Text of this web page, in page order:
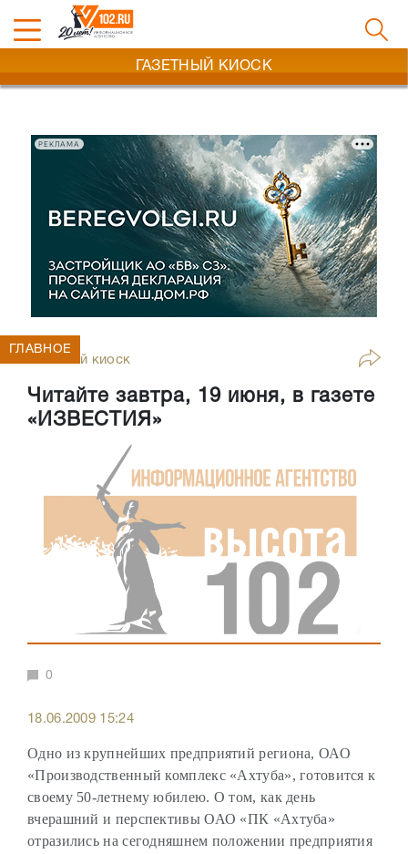
ГАЗЕТНЫЙ КИОСК
РЕКЛАМА
Газетный киоск
Читайте завтра, 19 июня, в газете
«ИЗВЕСТИЯ»
ГЛАВНОЕ
0
18.06.2009 15:24
Одно из крупнейших предприятий региона, ОАО
«Производственный комплекс «Ахтуба», готовится к
своему 50-летнему юбилею. О том, как день
вчерашний и перспективы ОАО «ПК «Ахтуба»
отразились на сегодняшнем положении предприятия